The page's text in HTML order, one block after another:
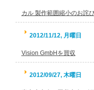
カル 製作範囲縮小のお詫
2012/11/12, 月曜日
Vision GmbHを買収
2012/09/27, 木曜日